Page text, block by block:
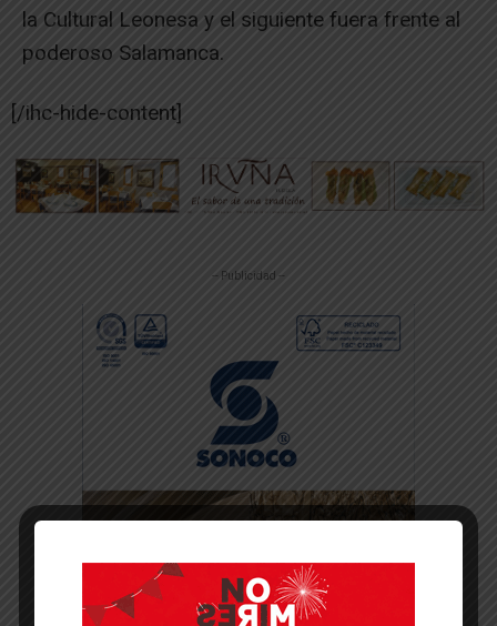
la Cultural Leonesa y el siguiente fuera frente al
poderoso Salamanca.
[/ihc-hide-content]
-- Publicidad --